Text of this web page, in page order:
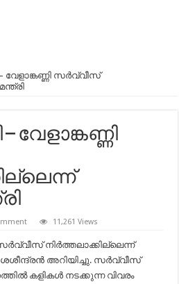
വേളാങ്കണ്ണി സര്‍വ്വീസ്
വേളാങ്കണ്ണി
11,261 Views
സര്‍വ്വീസ് നിര്‍ത്തലാക്കില്ലെന്ന്
അറിയിച്ചു. സര്‍വ്വീസ്
കളികള്‍ നടക്കുന്ന വിവരം